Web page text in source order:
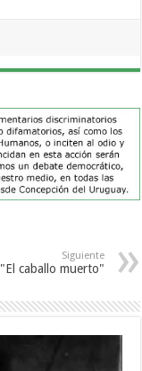
Siguiente
"El caballo muerto"